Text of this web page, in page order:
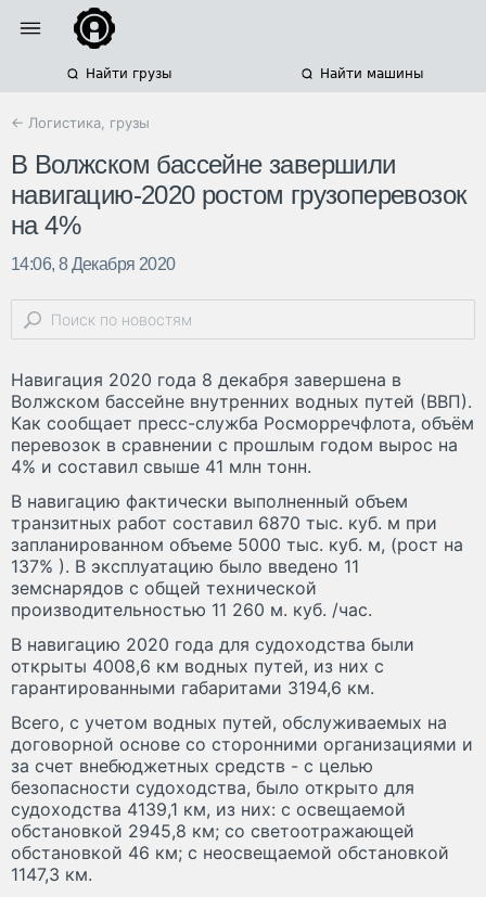
Найти грузы Найти машины
← Логистика, грузы
В Волжском бассейне завершили
навигацию-2020 ростом грузоперевозок
на 4%
14:06, 8 Декабря 2020
Навигация 2020 года 8 декабря завершена в
Волжском бассейне внутренних водных путей (ВВП).
Как сообщает пресс-служба Росморречфлота, объём
перевозок в сравнении с прошлым годом вырос на
4% и составил свыше 41 млн тонн.
В навигацию фактически выполненный объем
транзитных работ составил 6870 тыс. куб. м при
запланированном объеме 5000 тыс. куб. м, (рост на
137% ). В эксплуатацию было введено 11
земснарядов с общей технической
производительностью 11 260 м. куб. /час.
В навигацию 2020 года для судоходства были
открыты 4008,6 км водных путей, из них с
гарантированными габаритами 3194,6 км.
Всего, с учетом водных путей, обслуживаемых на
договорной основе со сторонними организациями и
за счет внебюджетных средств - с целью
безопасности судоходства, было открыто для
судоходства 4139,1 км, из них: с освещаемой
обстановкой 2945,8 км; со светоотражающей
обстановкой 46 км; с неосвещаемой обстановкой
1147,3 км.